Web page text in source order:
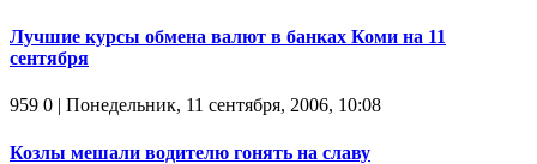
Лучшие курсы обмена валют в банках Коми на 11
сентября
959 0 | Понедельник, 11 сентября, 2006, 10:08
Козлы мешали водителю гонять на славу